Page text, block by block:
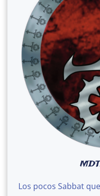
Los pocos Sabbat